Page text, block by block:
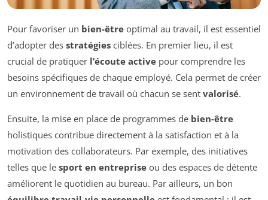
Pour favoriser un bien-être optimal au travail, il est essentiel
d’adopter des stratégies ciblées. En premier lieu, il est
crucial de pratiquer l’écoute active pour comprendre les
besoins spécifiques de chaque employé. Cela permet de créer
un environnement de travail où chacun se sent valorisé.
Ensuite, la mise en place de programmes de bien-être
holistiques contribue directement à la satisfaction et à la
motivation des collaborateurs. Par exemple, des initiatives
telles que le sport en entreprise ou des espaces de détente
améliorent le quotidien au bureau. Par ailleurs, un bon